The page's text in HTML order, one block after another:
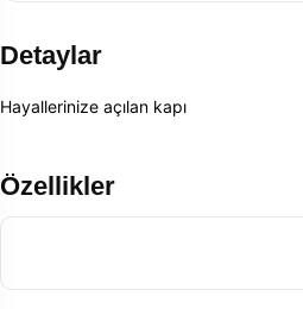
Detaylar
Hayallerinize açılan kapı
Özellikler